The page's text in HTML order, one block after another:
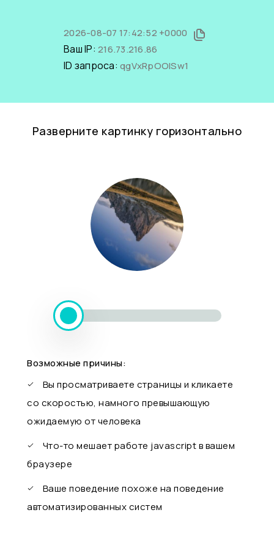
2026-08-07 17:42:52 +0000
Ваш IP: 216.73.216.86
ID запроса: qgVxRpOOlSw1
Разверните картинку горизонтально
Возможные причины:
Вы просматриваете страницы и кликаете
со скоростью, намного превышающую
ожидаемую от человека
Что-то мешает работе javascript в вашем
браузере
Ваше поведение похоже на поведение
автоматизированных систем